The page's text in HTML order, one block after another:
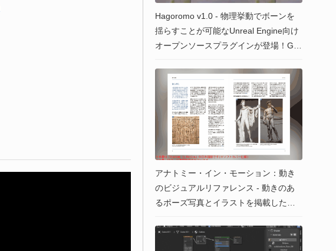
Hagoromo v1.0 - 物理挙動でボーンを
揺らすことが可能なUnreal Engine向け
オープンソースプラグインが登場！Gith
アナトミー・イン・モーション：動き
のビジュアルリファレンス - 動きのあ
るポーズ写真とイラストを掲載したア
学」！『Anatomy in Motion』の日本語
版が2025年9月発売！